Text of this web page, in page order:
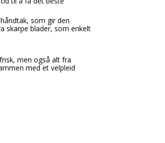
som gir den
skarpe blader, som enkelt
men også alt fra
med et velpleid